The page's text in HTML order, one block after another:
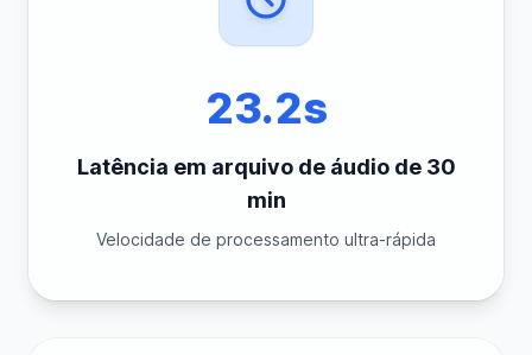
23.2s
Latência em arquivo de áudio de 30
min
Velocidade de processamento ultra-rápida